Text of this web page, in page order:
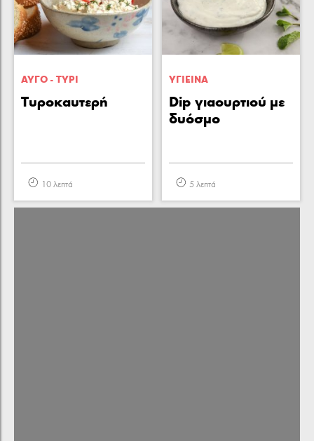
ΑΥΓΟ - ΤΥΡΙ
Τυροκαυτερή
10 λεπτά
ΥΓΙΕΙΝA
Dip γιαουρτιού με
δυόσμο
5 λεπτά